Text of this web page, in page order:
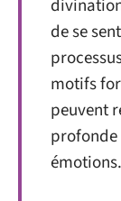
de se
motifs
peuvent
émotions.